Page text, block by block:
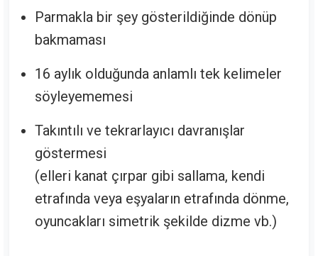
Parmakla bir şey gösterildiğinde dönüp
bakmaması
16 aylık olduğunda anlamlı tek kelimeler
söyleyememesi
Takıntılı ve tekrarlayıcı davranışlar
göstermesi
(elleri kanat çırpar gibi sallama, kendi
etrafında veya eşyaların etrafında dönme,
oyuncakları simetrik şekilde dizme vb.)